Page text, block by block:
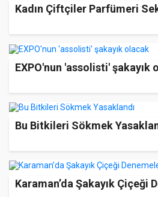
Kadın Çiftçiler Parfümeri
EXPO'nun 'assolisti' şakayık
Bu Bitkileri Sökmek
Karaman’da Şakayık Çiçeği